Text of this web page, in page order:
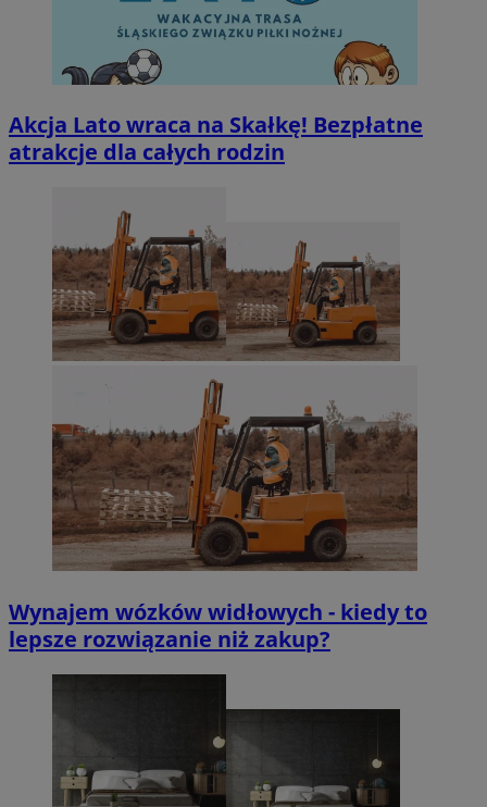
Akcja Lato wraca na Skałkę! Bezpłatne
atrakcje dla całych rodzin
Wynajem wózków widłowych - kiedy to
lepsze rozwiązanie niż zakup?